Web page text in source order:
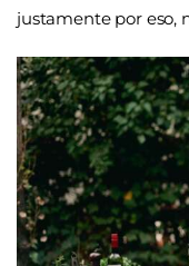
justamente por eso,